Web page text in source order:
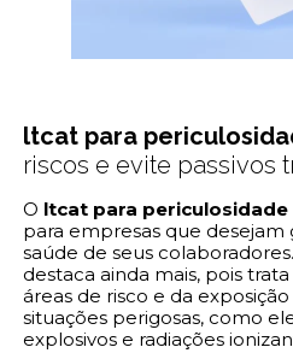
ltcat para
riscos e evite passivos
O ltcat para periculosidade
para empresas que desejam
saúde de seus
destaca ainda mais, pois
áreas de risco e da
situações perigosas, como
explosivos e radiações